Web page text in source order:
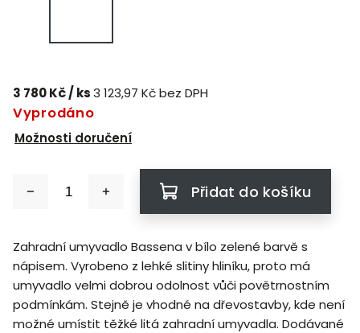
3 780 Kč/ ks3 123,97 Kč bez DPH
Vyprodáno
Možnosti doručení
Přidat do košíku
Zahradní umyvadlo Bassena v bílo zelené barvě s
nápisem. Vyrobeno z lehké slitiny hliníku, proto má
umyvadlo velmi dobrou odolnost vůči povětrnostním
podmínkám. Stejně je vhodné na dřevostavby, kde není
možné umístit těžké litá zahradní umyvadla. Dodávané